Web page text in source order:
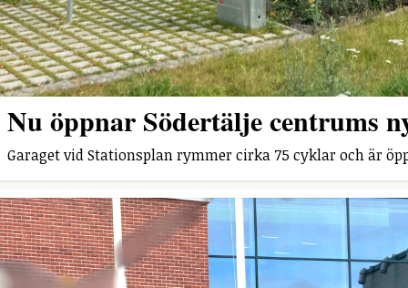
Nu öppnar Södertälje centrums
Garaget vid Stationsplan rymmer cirka 75 cyklar och är